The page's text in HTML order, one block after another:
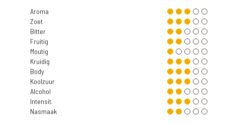
Aroma
Zoet
Bitter
Fruitig
Moutig
Kruidig
Body
Koolzuur
Alcohol
Intensit.
Nasmaak